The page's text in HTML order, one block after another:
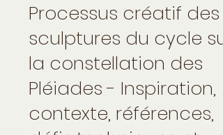
Processus créatif des
sculptures du cycle sur
la constellation des
Pléiades - Inspiration,
contexte, références,